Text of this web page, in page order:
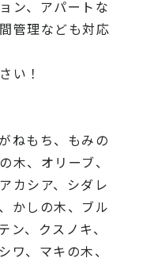
ン、アパートな
管理なども対応
い！
ねもち、もみの
木、オリーブ、
カシア、 シダレ
かしの木、ブル
ン、クスノキ、
ワ、マキの木、